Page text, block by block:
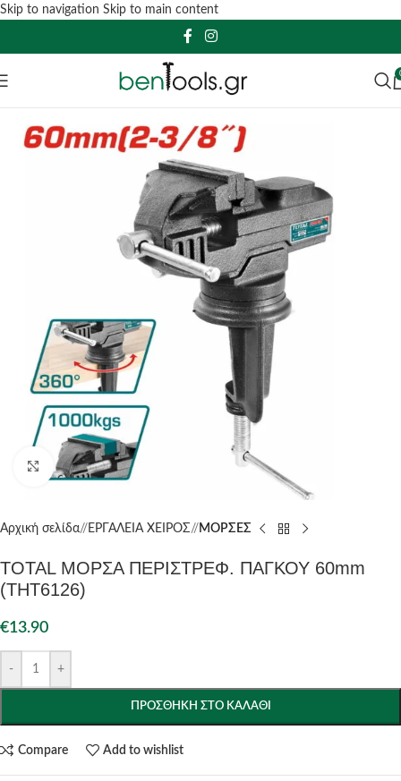
Skip to navigation Skip to main content
Click to enlarge
Αρχική σελίδα/ ΕΡΓΑΛΕΙΑ ΧΕΙΡΟΣ/ ΜΟΡΣΕΣ
TOTAL ΜΟΡΣΑ ΠΕΡΙΣΤΡΕΦ. ΠΑΓΚΟΥ 60mm
(THT6126)
€13.90
- +
ΠΡΟΣΘΉΚΗ ΣΤΟ ΚΑΛΆΘΙ
Compare Add to wishlist